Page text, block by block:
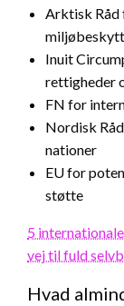
Arktisk Råd
Inuit
rettigheder
FN for
Nordisk
nationer
EU for
støtte
5
vej til fuld
Hvad